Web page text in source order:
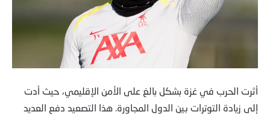
أثرت الحرب في غزة بشكل بالغ على الأمن الإقليمي، حيث أدت
إلى زيادة التوترات بين الدول المجاورة. هذا التصعيد دفع العديد